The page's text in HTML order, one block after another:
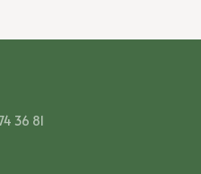
36 81